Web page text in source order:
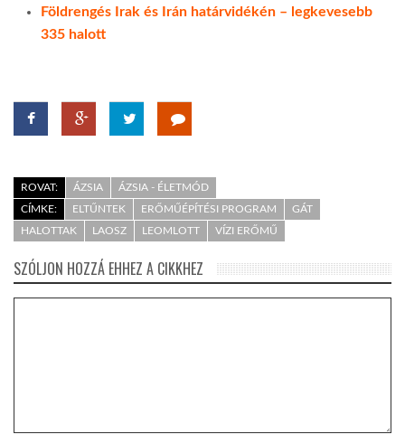
Földrengés Irak és Irán határvidékén – legkevesebb
335 halott
ROVAT: ÁZSIA
ÁZSIA - ÉLETMÓD
CÍMKE:
ELTŰNTEK ERŐMŰÉPÍTÉSI PROGRAM
GÁT
HALOTTAK
LAOSZ LEOMLOTT VÍZI ERŐMŰ
SZÓLJON HOZZÁ EHHEZ A CIKKHEZ